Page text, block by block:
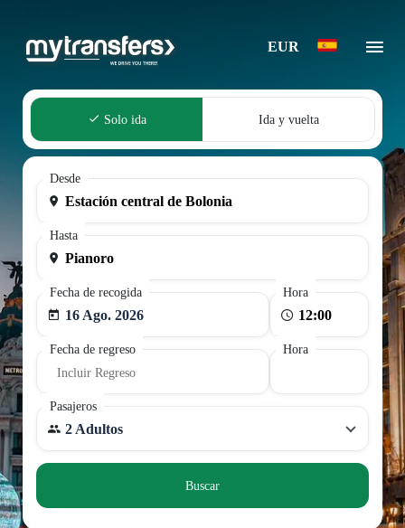
EUR
Solo ida Ida y vuelta
Desde
Hasta
Fecha de recogida
16 Ago. 2026
Hora
Fecha de regreso
Incluir Regreso
Hora
Pasajeros
2 Adultos
Buscar